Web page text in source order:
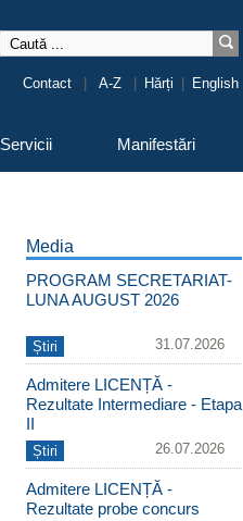
Contact A-Z Hărți English
Servicii Manifestări
Media
PROGRAM SECRETARIAT-
LUNA AUGUST 2026
Știri 31.07.2026
Admitere LICENȚĂ -
Rezultate Intermediare - Etapa
II
Știri 26.07.2026
Admitere LICENȚĂ -
Rezultate probe concurs